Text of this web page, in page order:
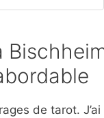
de tarot.